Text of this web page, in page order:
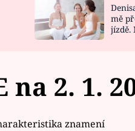
DESIGN
mě
jízdě.
2. 1.
znamení